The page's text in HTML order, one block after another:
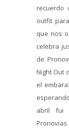
recuerdo
outfit
que nos
celebra
de
Night Out
el
abril fui